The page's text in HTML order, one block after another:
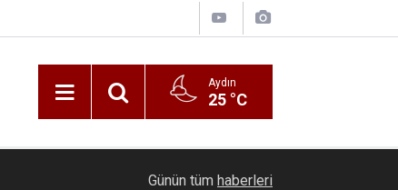
Aydın
25 °C
Ölmeye görGünün tüm haberleri